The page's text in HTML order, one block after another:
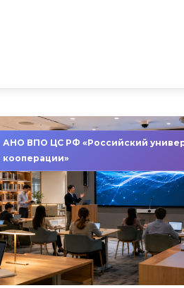
АНО ВПО ЦС РФ «Российский
кооперации»